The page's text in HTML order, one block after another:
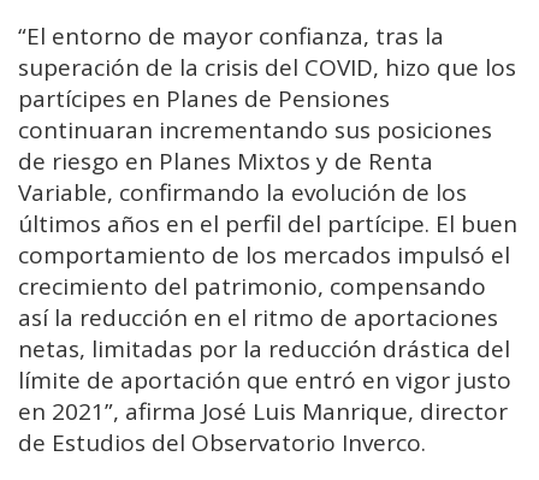
“El entorno de mayor confianza, tras la
superación de la crisis del COVID, hizo que los
partícipes en Planes de Pensiones
continuaran incrementando sus posiciones
de riesgo en Planes Mixtos y de Renta
Variable, confirmando la evolución de los
últimos años en el perfil del partícipe. El buen
comportamiento de los mercados impulsó el
crecimiento del patrimonio, compensando
así la reducción en el ritmo de aportaciones
netas, limitadas por la reducción drástica del
límite de aportación que entró en vigor justo
en 2021”, afirma José Luis Manrique, director
de Estudios del Observatorio Inverco.